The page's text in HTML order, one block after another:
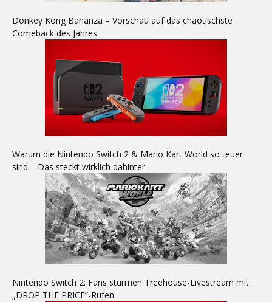
Donkey Kong Bananza – Vorschau auf das chaotischste
Comeback des Jahres
Warum die Nintendo Switch 2 & Mario Kart World so teuer
sind – Das steckt wirklich dahinter
Nintendo Switch 2: Fans stürmen Treehouse-Livestream mit
„DROP THE PRICE“-Rufen